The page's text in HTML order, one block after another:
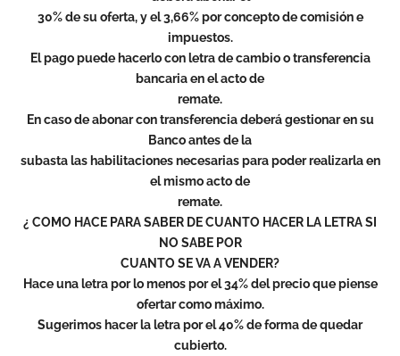
30% de su oferta, y el 3,66% por concepto de comisión e
impuestos.
El pago puede hacerlo con letra de cambio o transferencia
bancaria en el acto de
remate.
En caso de abonar con transferencia deberá gestionar en su
Banco antes de la
subasta las habilitaciones necesarias para poder realizarla en
el mismo acto de
remate.
¿ COMO HACE PARA SABER DE CUANTO HACER LA LETRA SI
NO SABE POR
CUANTO SE VA A VENDER?
Hace una letra por lo menos por el 34% del precio que piense
ofertar como máximo.
Sugerimos hacer la letra por el 40% de forma de quedar
cubierto.